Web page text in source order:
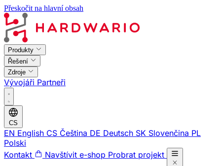
Přeskočit na hlavní obsah
Produkty
Řešení
Zdroje
Vývojáři Partneři
CS
EN English CS Čeština DE Deutsch SK Slovenčina PL
Polski
Kontakt
Navštívit e-shop Probrat projekt